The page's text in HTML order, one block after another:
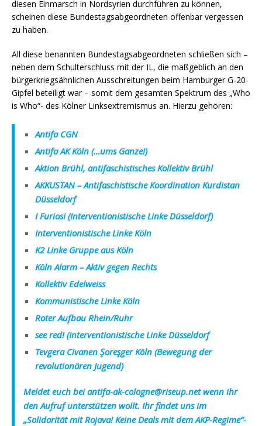
diesen Einmarsch in Nordsyrien durchführen zu können,
scheinen diese Bundestagsabgeordneten offenbar vergessen
zu haben.
All diese benannten Bundestagsabgeordneten schließen sich –
neben dem Schulterschluss mit der IL, die maßgeblich an den
bürgerkriegsähnlichen Ausschreitungen beim Hamburger G-20-
Gipfel beteiligt war – somit dem gesamten Spektrum des „Who
is Who“- des Kölner Linksextremismus an. Hierzu gehören:
Antifa CGN
Antifa AK Köln (…ums Ganze!)
Aktion Brühl, antifaschistisches Kollektiv Brühl
AKKUSTAN – Antifaschistische Koordination Kurdistan
Düsseldorf
I Furiosi (Interventionistische Linke Düsseldorf)
Interventionistische Linke Köln
K2 Linke Gruppe aus Köln
Köln Alarm – Aktiv gegen Rechts
Kollektiv Edelweiss
Kommunistische Linke Köln
Roter Aufbau Rhein/Ruhr
see red! (Interventionistische Linke Düsseldorf
Tevgera Civanen Şoreşger Köln (Bewegung der
revolutionären Jugend)
Meldet euch bei antifa-ak-cologne@riseup.net wenn ihr
den Aufruf unterstützen wollt. Ihr findet uns im
„Solidarität mit Rojava! Keine Deals mit dem AKP-Regime“-